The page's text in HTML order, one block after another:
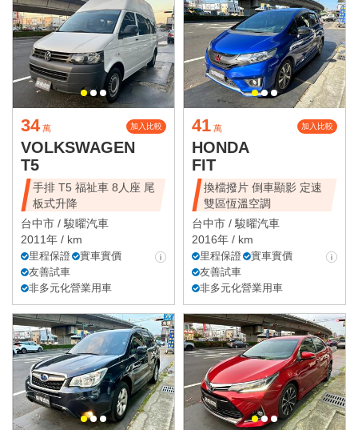
34 萬 加入比較
VOLKSWAGEN
T5
手排 T5 福祉車 8人座 尾
板式升降
台中市 /駿曜汽車
2011年 / km
里程保證
實車實價
友善試車
非多元化營業用車
41 萬 加入比較
HONDA
FIT
換檔撥片 倒車顯影 定速
雙區恆溫空調
台中市 /駿曜汽車
2016年 / km
里程保證
實車實價
友善試車
非多元化營業用車